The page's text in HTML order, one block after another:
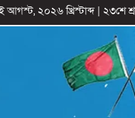
আগস্ট, ২০২৬ খ্রিস্টাব্দ| ২৩শে